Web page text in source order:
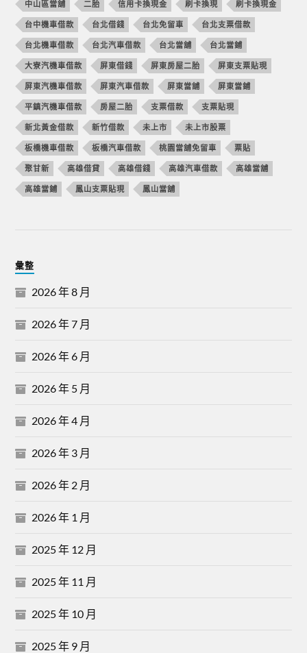
中山區當舖 二胎 信用卡換現金 刷卡換現 刷卡換現金
台中機車借款 台北借錢 台北免留車 台北支票借款
台北機車借款 台北汽車借款 台北當舖 台北當鋪
大寮汽機車借款 屏東借錢 屏東房屋二胎 屏東支票貼現
屏東汽機車借款 屏東汽車借款 屏東當舖 屏東當鋪
平鎮汽機車借款 房屋二胎 支票借款 支票貼現
新北黃金借款 新竹借款 未上市 未上市股票
板橋機車借款 板橋汽車借款 桃園當舖免留車 票貼
聚甘新 高雄借貸 高雄借錢 高雄汽車借款 高雄當舖
高雄當鋪 鳳山支票貼現 鳳山當舖
彙整
2026 年 8 月
2026 年 7 月
2026 年 6 月
2026 年 5 月
2026 年 4 月
2026 年 3 月
2026 年 2 月
2026 年 1 月
2025 年 12 月
2025 年 11 月
2025 年 10 月
2025 年 9 月